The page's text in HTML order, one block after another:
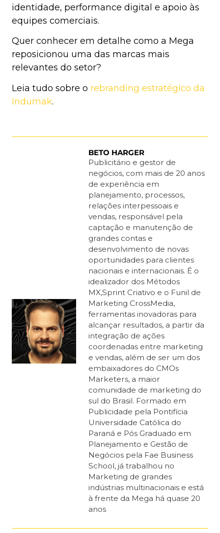
identidade, performance digital e apoio às
equipes comerciais.
Quer conhecer em detalhe como a Mega
reposicionou uma das marcas mais
relevantes do setor?
Leia tudo sobre o rebranding estratégico da
Indumak.
BETO HARGER
Publicitário e gestor de
negócios, com mais de 20 anos
de experiência em
planejamento, processos,
relações interpessoais e
vendas, responsável pela
captação e manutenção de
grandes contas e
desenvolvimento de novas
oportunidades para clientes
nacionais e internacionais. É o
idealizador dos Métodos
MX,Sprint Criativo e o Funil de
Marketing CrossMedia,
ferramentas inovadoras para
alcançar resultados, a partir da
integração de ações
coordenadas entre marketing
e vendas, além de ser um dos
embaixadores do CMOs
Marketers, a maior
comunidade de marketing do
sul do Brasil. Formado em
Publicidade pela Pontifícia
Universidade Católica do
Paraná e Pós Graduado em
Planejamento e Gestão de
Negócios pela Fae Business
School, já trabalhou no
Marketing de grandes
indústrias multinacionais e está
à frente da Mega há quase 20
anos